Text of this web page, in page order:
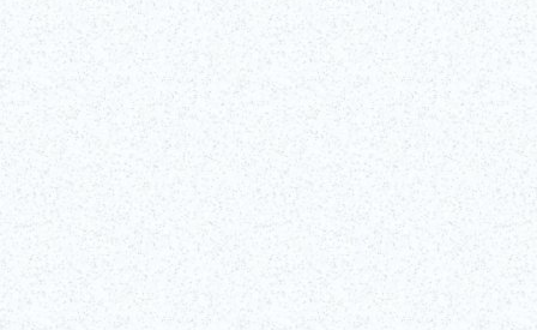
Fri, Mar 20, 2026 - Mon, Oct 12, 2026